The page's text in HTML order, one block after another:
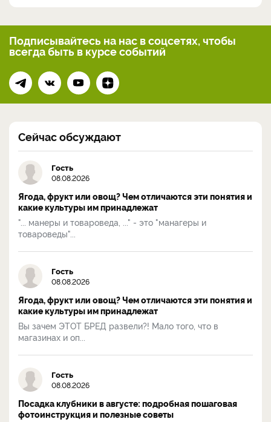
Подписывайтесь на нас в соцсетях, чтобы
всегдабыть в курсе событий
Сейчас обсуждают
Гость
08.08.2026
Ягода, фрукт или овощ? Чем отличаются эти понятия и
какие культуры им принадлежат
"... манеры и товароведа, ..." - это "манагеры и
товароведы"...
Гость
08.08.2026
Ягода, фрукт или овощ? Чем отличаются эти понятия и
какие культуры им принадлежат
Вы зачем ЭТОТ БРЕД развели?! Мало того, что в
магазинах и оп...
Гость
08.08.2026
Посадка клубники в августе: подробная пошаговая
фотоинструкция и полезные советы